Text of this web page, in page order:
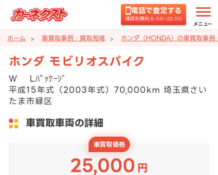
電話で査定する
通話料無料 8:00~22:00
メニュー
ホーム 車買取事例・買取相場 ホンダ（HONDA）の車買取事例
ホンダ モビリオスパイク
Ｗ Lﾊﾟｯｹｰｼﾞ
平成15年式（2003年式）70,000km 埼玉県さい
たま市緑区
車買取車両の詳細
車買取価格
25,000 円